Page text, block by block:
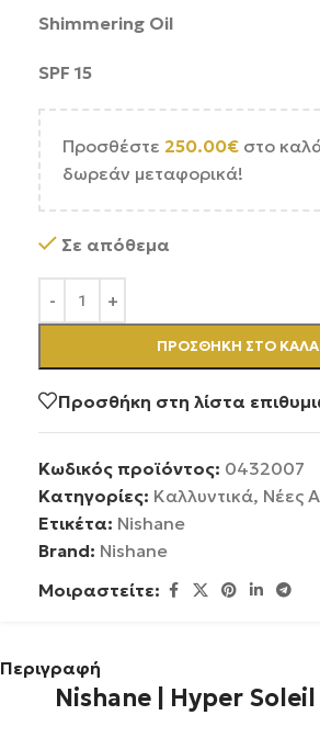
Shimmering Oil
SPF 15
Προσθέστε 250.00€ στο
δωρεάν μεταφορικά!
Σε απόθεμα
ΠΡΟΣΘΉΚΗ ΣΤΟ
Προσθήκη στη λίστα
Κωδικός προϊόντος: 0432007
Κατηγορίες: Καλλυντικά, Νέες
Ετικέτα: Nishane
Brand: Nishane
Μοιραστείτε:
Περιγραφή
Nishane | Hyper Soleil